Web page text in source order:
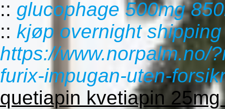
:: glucophage 500mg
:: kjøp overnight
https://www.norpalm.no/
furix-impugan-uten-
quetiapin kvetiapin